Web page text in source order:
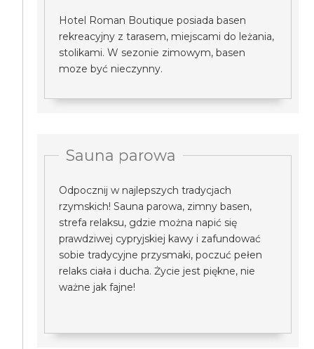
Hotel Roman Boutique posiada basen
rekreacyjny z tarasem, miejscami do leżania,
stolikami. W sezonie zimowym, basen
moze być nieczynny.
Sauna parowa
Odpocznij w najlepszych tradycjach
rzymskich! Sauna parowa, zimny basen,
strefa relaksu, gdzie można napić się
prawdziwej cypryjskiej kawy i zafundować
sobie tradycyjne przysmaki, poczuć pełen
relaks ciała i ducha. Życie jest piękne, nie
ważne jak fajne!